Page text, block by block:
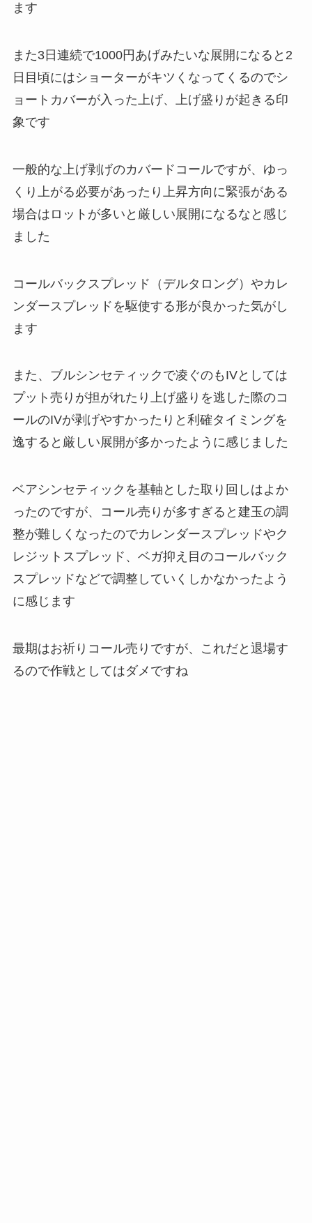
ます
また3日連続で1000円あげみたいな展開になると2
日目頃にはショーターがキツくなってくるのでシ
ョートカバーが入った上げ、上げ盛りが起きる印
象です
一般的な上げ剥げのカバードコールですが、ゆっ
くり上がる必要があったり上昇方向に緊張がある
場合はロットが多いと厳しい展開になるなと感じ
ました
コールバックスプレッド（デルタロング）やカレ
ンダースプレッドを駆使する形が良かった気がし
ます
また、ブルシンセティックで凌ぐのもIVとしては
プット売りが担がれたり上げ盛りを逃した際のコ
ールのIVが剥げやすかったりと利確タイミングを
逸すると厳しい展開が多かったように感じました
ベアシンセティックを基軸とした取り回しはよか
ったのですが、コール売りが多すぎると建玉の調
整が難しくなったのでカレンダースプレッドやク
レジットスプレッド、ベガ抑え目のコールバック
スプレッドなどで調整していくしかなかったよう
に感じます
最期はお祈りコール売りですが、これだと退場す
るので作戦としてはダメですね